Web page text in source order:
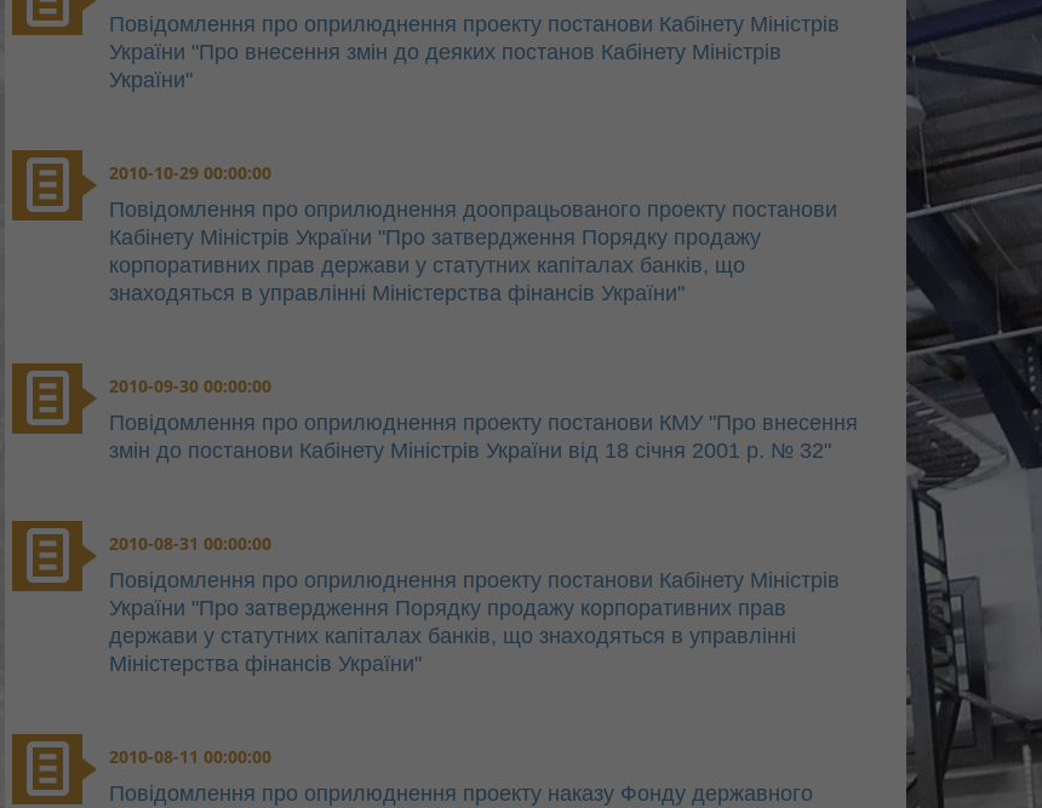
Повідомлення про оприлюднення проекту постанови Кабінету Міністрів
України "Про внесення змін до деяких постанов Кабінету Міністрів
України"
2010-10-29 00:00:00
Повідомлення про оприлюднення доопрацьованого проекту постанови
Кабінету Міністрів України "Про затвердження Порядку продажу
корпоративних прав держави у статутних капіталах банків, що
знаходяться в управлінні Міністерства фінансів України"
2010-09-30 00:00:00
Повідомлення про оприлюднення проекту постанови КМУ "Про внесення
змін до постанови Кабінету Міністрів України від 18 січня 2001 р. № 32"
2010-08-31 00:00:00
Повідомлення про оприлюднення проекту постанови Кабінету Міністрів
України "Про затвердження Порядку продажу корпоративних прав
держави у статутних капіталах банків, що знаходяться в управлінні
Міністерства фінансів України"
2010-08-11 00:00:00
Повідомлення про оприлюднення проекту наказу Фонду державного